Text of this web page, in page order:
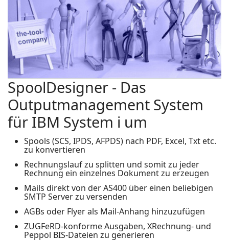
SpoolDesigner - Das
Outputmanagement System
für IBM System i um
Spools (SCS, IPDS, AFPDS) nach PDF, Excel, Txt etc.
zu konvertieren
Rechnungslauf zu splitten und somit zu jeder
Rechnung ein einzelnes Dokument zu erzeugen
Mails direkt von der AS400 über einen beliebigen
SMTP Server zu versenden
AGBs oder Flyer als Mail-Anhang hinzuzufügen
ZUGFeRD-konforme Ausgaben, XRechnung- und
Peppol BIS-Dateien zu generieren